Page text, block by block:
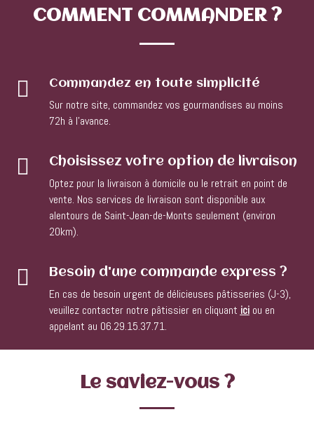
COMMENTCOMMANDER ?
 Commandez en toute simplicité
Sur notre site, commandez vos gourmandises au moins
72h à l’avance.
 Choisissez votre option de livraison
Optez pour la livraison à domicile ou le retrait en point de
vente. Nos services de livraison sont disponible aux
alentours de Saint-Jean-de-Monts seulement (environ
20km).
 Besoin d'une commande express ?
En cas de besoin urgent de délicieuses pâtisseries (J-3),
veuillez contacter notre pâtissier en cliquant iciou en
appelant au 06.29.15.37.71.
Le saviez-vous ?